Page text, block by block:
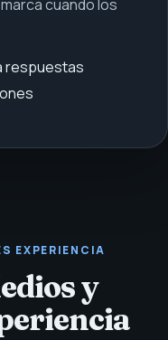
cuando los
respuestas
EXPERIENCIA
y